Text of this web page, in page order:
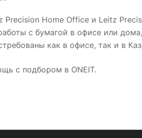
Home Office и Leitz
с бумагой в офисе или
как в офисе, так и в
с подбором в ONEIT.